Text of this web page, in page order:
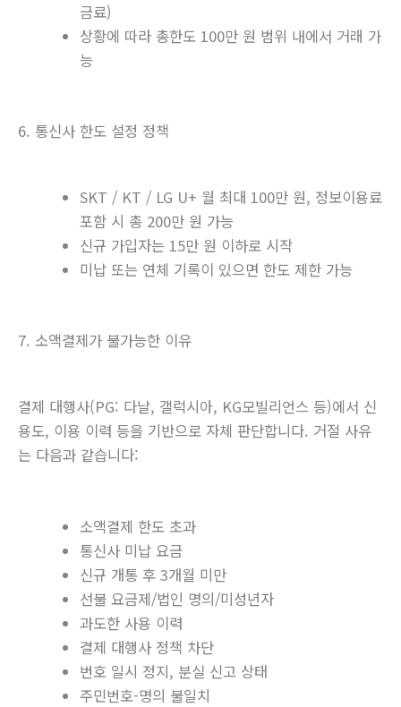
금료)
상황에 따라 총한도 100만 원 범위 내에서 거래 가
능
6. 통신사 한도 설정 정책
SKT / KT / LG U+ 월 최대 100만 원, 정보이용료
포함 시 총 200만 원 가능
신규 가입자는 15만 원 이하로 시작
미납 또는 연체 기록이 있으면 한도 제한 가능
7. 소액결제가 불가능한 이유
결제 대행사(PG: 다날, 갤럭시아, KG모빌리언스 등)에서 신
용도, 이용 이력 등을 기반으로 자체 판단합니다. 거절 사유
는 다음과 같습니다:
소액결제 한도 초과
통신사 미납 요금
신규 개통 후 3개월 미만
선불 요금제/법인 명의/미성년자
과도한 사용 이력
결제 대행사 정책 차단
번호 일시 정지, 분실 신고 상태
주민번호-명의 불일치